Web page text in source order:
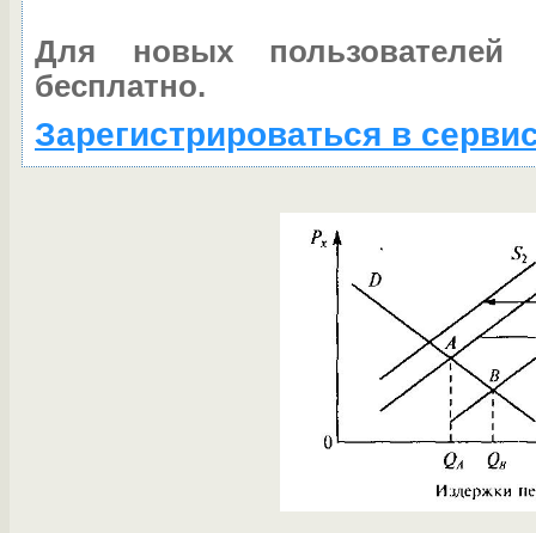
Для новых пользователей
бесплатно.
Зарегистрироваться в